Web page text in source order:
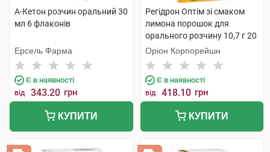
А-Кетон розчин оральний 30
мл 6 флаконів
Ерсель Фарма
Є в наявності
від 343.20 грн
КУПИТИ
Регідрон Оптім зі смаком
лимона порошок для
орального розчину 10,7 г 20
пакетиків
Оріон Корпорейшн
Є в наявності
від 418.10 грн
КУПИТИ